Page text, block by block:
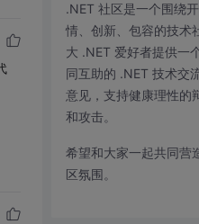
.NET 社区是一个围绕
情、创新、包容的技术
大 .NET 爱好者提供一
同互助的 .NET 技术交
意见，支持健康理性的
和攻击。
希望和大家一起共同营
区氛围。